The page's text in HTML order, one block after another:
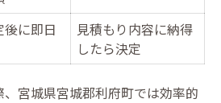
に即日
見積もり内容に納得
したら決定
宮城県宮城郡利府町では効率的